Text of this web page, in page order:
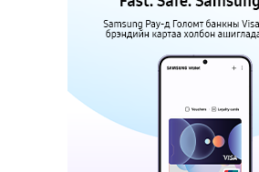
Тарвас ачих ажилд
14 цагийн өмнө 2
АҮЭБЯ: Тэгш, сондгойг
торгууль ногдуулах,
цуцлах хүртэл арга хэмжээ